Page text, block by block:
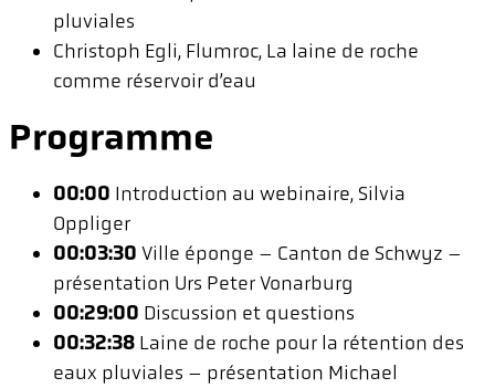
pluviales
Christoph Egli, Flumroc, La laine de roche
comme réservoir d’eau
Programme
00:00 Introduction au webinaire, Silvia
Oppliger
00:03:30 Ville éponge – Canton de Schwyz –
présentation Urs Peter Vonarburg
00:29:00 Discussion et questions
00:32:38 Laine de roche pour la rétention des
eaux pluviales – présentation Michael